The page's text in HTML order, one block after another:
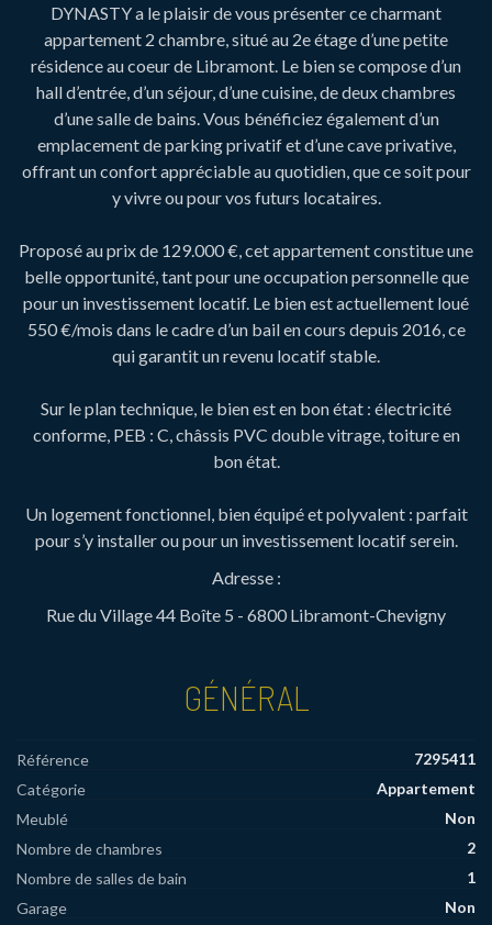
DYNASTY a le plaisir de vous présenter ce charmant
appartement 2 chambre, situé au 2e étage d’une petite
résidence au coeur de Libramont. Le bien se compose d’un
hall d’entrée, d’un séjour, d’une cuisine, de deux chambres
d’une salle de bains. Vous bénéficiez également d’un
emplacement de parking privatif et d’une cave privative,
offrant un confort appréciable au quotidien, que ce soit pour
y vivre ou pour vos futurs locataires.
Proposé au prix de 129.000 €, cet appartement constitue une
belle opportunité, tant pour une occupation personnelle que
pour un investissement locatif. Le bien est actuellement loué
550 €/mois dans le cadre d’un bail en cours depuis 2016, ce
qui garantit un revenu locatif stable.
Sur le plan technique, le bien est en bon état : électricité
conforme, PEB : C, châssis PVC double vitrage, toiture en
bon état.
Un logement fonctionnel, bien équipé et polyvalent : parfait
pour s’y installer ou pour un investissement locatif serein.
Adresse :
Rue du Village 44 Boîte 5 - 6800 Libramont-Chevigny
GÉNÉRAL
Référence
7295411
Catégorie
Appartement
Meublé
Non
Nombre de chambres
2
Nombre de salles de bain
1
Garage
Non